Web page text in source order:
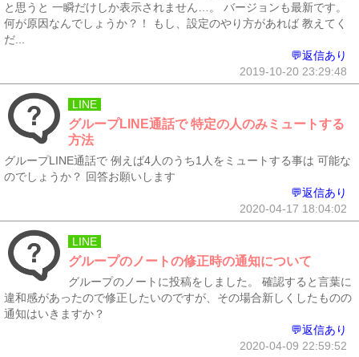
と思うと 一瞬だけしか表示されません…。 バージョンも最新です。
何が原因なんでしょうか？！ もし、設定のやり方があれば 教えてく
だ...
💬返信あり
2019-10-20 23:29:48
LINE
グループLINE通話で 特定の人のみミュートする
方法
グループLINE通話で 例えば4人のうち1人をミュートする事は 可能な
のでしょうか？ 回答お願いします
💬返信あり
2020-04-17 18:04:02
LINE
グループのノートの修正時の通知について
グループのノートに投稿をしました。 確認すると言葉に
違和感があったので修正したいのですが、その場合新しくしたものの
通知はいきますか？
💬返信あり
2020-04-09 22:59:52